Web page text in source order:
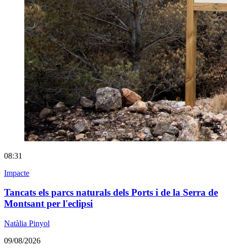
08:31
Impacte
Tancats els parcs naturals dels Ports i de la Serra de
Montsant per l'eclipsi
Natàlia Pinyol
09/08/2026